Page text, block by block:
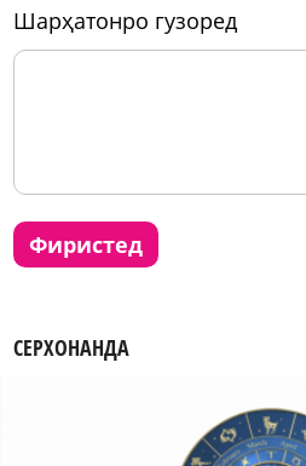
шарҳатонро гузоред
фиристед
СЕРХОНАНДА